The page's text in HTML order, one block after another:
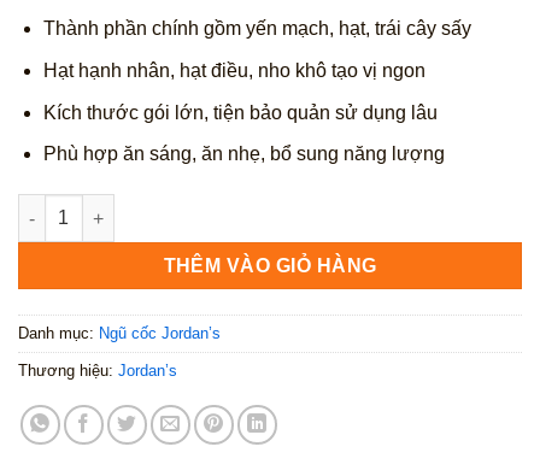
206.100 ₫.
Thành phần chính gồm yến mạch, hạt, trái cây sấy
Hạt hạnh nhân, hạt điều, nho khô tạo vị ngon
Kích thước gói lớn, tiện bảo quản sử dụng lâu
Phù hợp ăn sáng, ăn nhẹ, bổ sung năng lượng
Jordans Super Fruity Granola 600g số lượng
THÊM VÀO GIỎ HÀNG
Danh mục: Ngũ cốc Jordan’s
Thương hiệu: Jordan’s